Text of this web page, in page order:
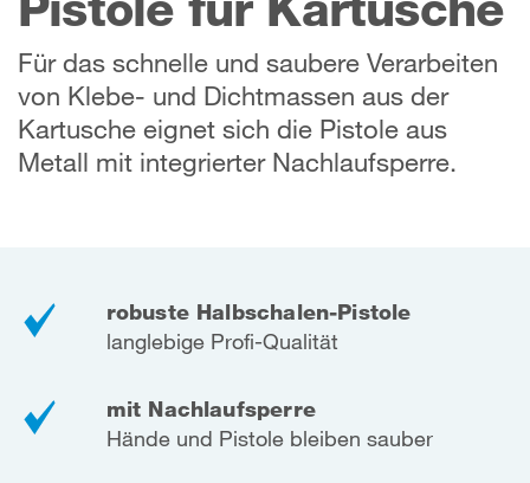
Für das schnelle und saubere Verarbeiten
von Klebe- und Dichtmassen aus der
Kartusche eignet sich die Pistole aus
Metall mit integrierter Nachlaufsperre.
robuste Halbschalen-Pistole
langlebige Profi-Qualität
mit Nachlaufsperre
Hände und Pistole bleiben sauber